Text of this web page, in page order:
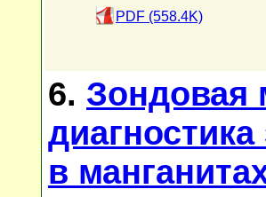
PDF (558.4K)
6. Зондовая
в